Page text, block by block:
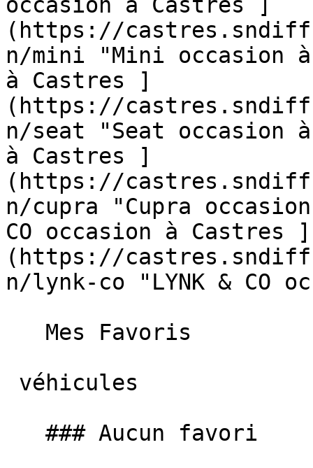
(https://
n/mini "Mini occasion
à Castres ]
(https://
n/seat "Seat occasion
à Castres ]
(https://
n/cupra "Cupra
CO occasion à Castres ]
(https://
n/lynk-co "LYNK & CO